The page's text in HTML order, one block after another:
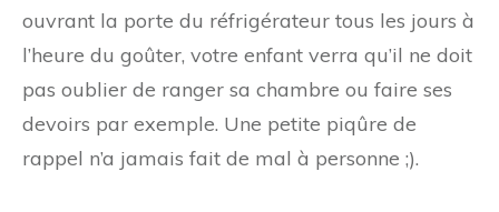
ouvrant la porte du réfrigérateur tous les jours à
l’heure du goûter, votre enfant verra qu’il ne doit
pas oublier de ranger sa chambre ou faire ses
devoirs par exemple. Une petite piqûre de
rappel n’a jamais fait de mal à personne ;).